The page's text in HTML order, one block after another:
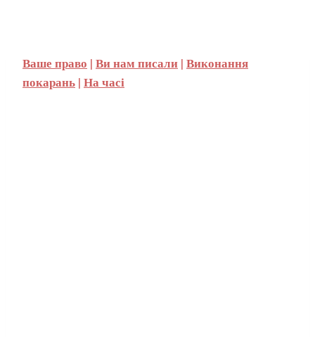
Ваше право | Ви нам писали | Виконання
покарань | На часі